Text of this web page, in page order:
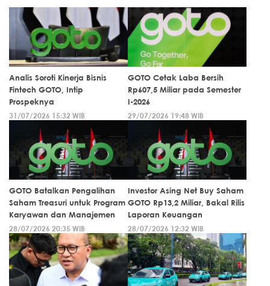
Analis Soroti Kinerja Bisnis
Fintech GOTO, Intip
Prospeknya
31/07/2026 15:32 WIB
GOTO Cetak Laba Bersih
Rp607,5 Miliar pada Semester
I-2026
29/07/2026 19:48 WIB
GOTO Batalkan Pengalihan
Saham Treasuri untuk Program
Karyawan dan Manajemen
28/07/2026 20:35 WIB
Investor Asing Net Buy Saham
GOTO Rp13,2 Miliar, Bakal Rilis
Laporan Keuangan
28/07/2026 12:32 WIB